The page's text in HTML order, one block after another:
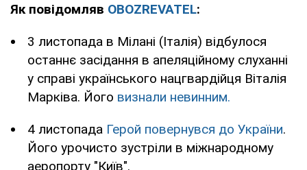
Як повідомляв OBOZREVATEL:
3 листопада в Мілані (Італія) відбулося
останнє засідання в апеляційному слуханні
у справі українського нацгвардійця Віталія
Марківа. Його визнали невинним.
4 листопада Герой повернувся до України.
Його урочисто зустріли в міжнародному
аеропорту "Київ".